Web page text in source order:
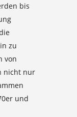
bis
zu
von
nicht nur
und